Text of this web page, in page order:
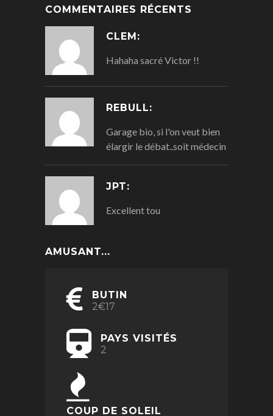
COMMENTAIRES RÉCENTS
CLEM:
Hahaha sacré Victor !!
REBULL:
Garage bio, si l'on veut bien
élargir le débat..soit médecin
JPT:
Excellent tou
AMUSANT...
BUTIN
2€17
PAYS VISITÉS
2
COUP DE SOLEIL